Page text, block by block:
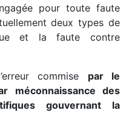
pour toute faute
deux types de
et la faute contre
commise par le
méconnaissance des
gouvernant la